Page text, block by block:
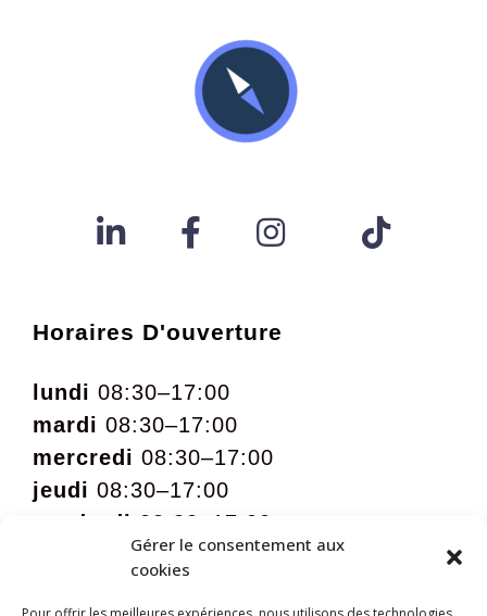
Gérer le consentement aux
cookies
Horaires D'ouverture
lundi 08:30–17:00
mardi 08:30–17:00
mercredi 08:30–17:00
jeudi 08:30–17:00
vendredi 08:30–17:00
09:00 – 12:00 sur rdv